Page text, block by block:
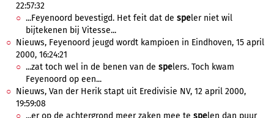
22:57:32
...Feyenoord bevestigd. Het feit dat de speler niet wil
bijtekenen bij Vitesse...
Nieuws, Feyenoord jeugd wordt kampioen in Eindhoven, 15 april
2000, 16:24:21
...zat toch wel in de benen van de spelers. Toch kwam
Feyenoord op een...
Nieuws, Van der Herik stapt uit Eredivisie NV, 12 april 2000,
19:59:08
...er op de achtergrond meer zaken mee te spelen dan puur